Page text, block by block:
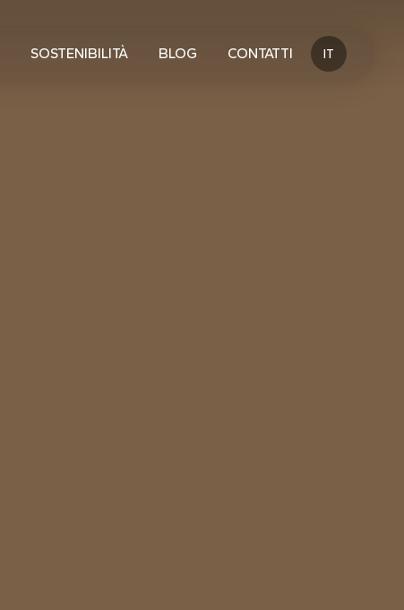
SOSTENIBILITÀ BLOG CONTATTI IT